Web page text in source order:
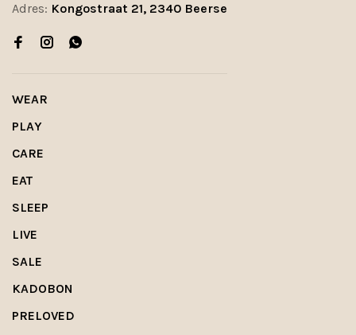
Adres: Kongostraat 21, 2340 Beerse
WEAR
PLAY
CARE
EAT
SLEEP
LIVE
SALE
KADOBON
PRELOVED